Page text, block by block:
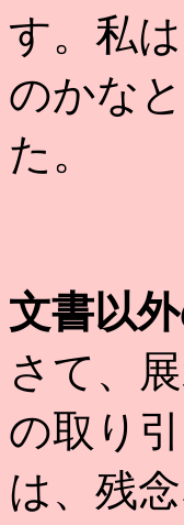
す。私
のかな
た。
文書以
さて、
の取り
は、残